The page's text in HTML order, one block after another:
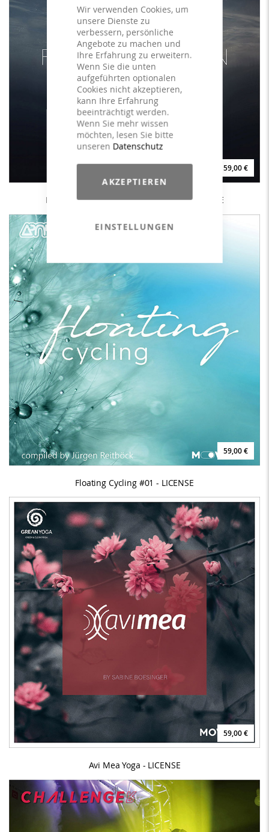
Wir verwenden Cookies, um
unsere Dienste zu
verbessern, persönliche
Angebote zu machen und
Ihre Erfahrung zu erweitern.
Wenn Sie die unten
aufgeführten optionalen
Cookies nicht akzeptieren,
kann Ihre Erfahrung
beeinträchtigt werden.
Wenn Sie mehr wissen
möchten, lesen Sie bitte
unseren Datenschutz
AKZEPTIEREN
EINSTELLUNGEN
59,00 €
Flowmotion Floating Yoga Sounds 3 - LICENSE
59,00 €
Floating Cycling #01 - LICENSE
59,00 €
Avi Mea Yoga - LICENSE